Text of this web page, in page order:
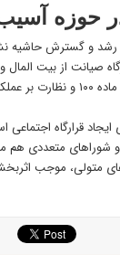
حوزه
رشد و گسترش حاشیه
صیانت از بیت المال
مشترک مابین دستگاه‌های
ایجاد قرارگاه
شورا‌های متعددی هم
متولی، موجب